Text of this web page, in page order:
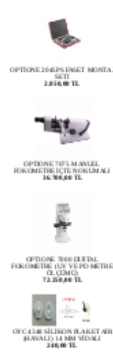
2.850,00 TL
OPTIONE 7075 MANUEL
36.700,00 TL
OPTIONE 7000 DİJİTAL
ÖLÇÜMÜ)
72.250,00 TL
OYC 4348 SİLİKON PLAKET AİR
(HAVALI) 14 MM VİDALI
240,00 TL